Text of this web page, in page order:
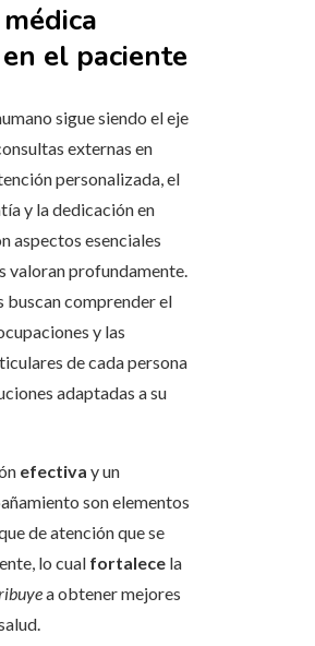
el paciente
sigue siendo el eje
externas en
personalizada, el
y la dedicación en
aspectos esenciales
valoran profundamente.
buscan comprender el
y las
de cada persona
adaptadas a su
efectiva y un
son elementos
de atención que se
lo cual fortalece la
a obtener mejores